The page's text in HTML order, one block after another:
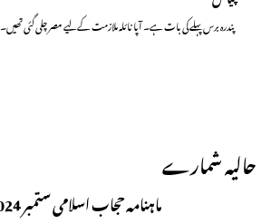
پندرہ برس پہلے کی بات ہے۔ آپا نائلہ ملازمت کے لیے مصر چلی گئی
حالیہ شمارے
ماہنامہ حجاب اسلامی ستمبر 2024